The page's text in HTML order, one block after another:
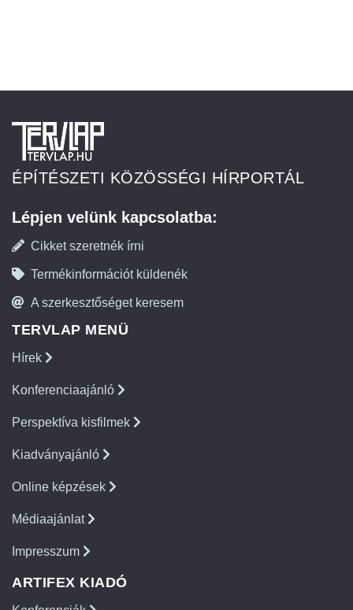
ÉPÍTÉSZETI KÖZÖSSÉGI HÍRPORTÁL
Lépjen velünk kapcsolatba:
Cikket szeretnék írni
Termékinformációt küldenék
A szerkesztőséget keresem
TERVLAP MENÜ
Hírek
Konferenciaajánló
Perspektíva kisfilmek
Kiadványajánló
Online képzések
Médiaajánlat
Impresszum
ARTIFEX KIADÓ